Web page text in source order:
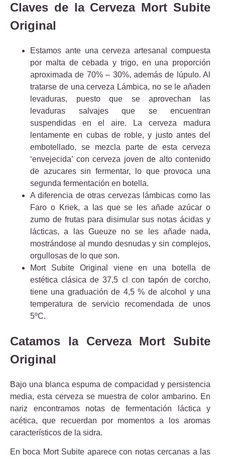
Claves de la Cerveza Mort Subite
Original
Estamos ante una cerveza artesanal compuesta
por malta de cebada y trigo, en una proporción
aproximada de 70% – 30%, además de lúpulo. Al
tratarse de una cerveza Lámbica, no se le añaden
levaduras, puesto que se aprovechan las
levaduras salvajes que se encuentran
suspendidas en el aire. La cerveza madura
lentamente en cubas de roble, y justo antes del
embotellado, se mezcla parte de esta cerveza
‘envejecida’ con cerveza joven de alto contenido
de azucares sin fermentar, lo que provoca una
segunda fermentación en botella.
A diferencia de otras cervezas lámbicas como las
Faro o Kriek, a las que se les añade azúcar o
zumo de frutas para disimular sus notas ácidas y
lácticas, a las Gueuze no se les añade nada,
mostrándose al mundo desnudas y sin complejos,
orgullosas de lo que son.
Mort Subite Original viene en una botella de
estética clásica de 37,5 cl con tapón de corcho,
tiene una graduación de 4,5 % de alcohol y una
temperatura de servicio recomendada de unos
5ºC.
Catamos la Cerveza Mort Subite
Original
Bajo una blanca espuma de compacidad y persistencia
media, esta cerveza se muestra de color ambarino. En
nariz encontramos notas de fermentación láctica y
acética, que recuerdan por momentos a los aromas
característicos de la sidra.
En boca Mort Subite aparece con notas cercanas a las